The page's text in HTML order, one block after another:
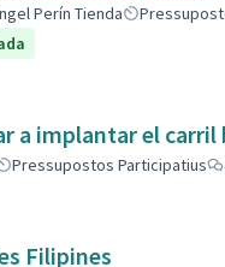
Perín Tienda
a implantar el carril
Pressupostos Participatius
Filipines